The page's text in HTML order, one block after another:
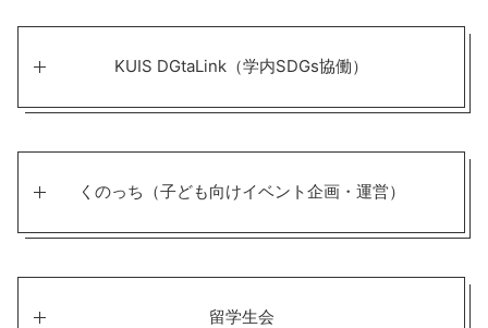
KUIS DGtaLink（学内SDGs協働）
くのっち（子ども向けイベント企画・運営）
留学生会